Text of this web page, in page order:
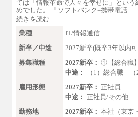
ては「情報革命で人々を幸せに」という
めでした。 「ソフトバンク=携帯電話…
続きを読む
業種
IT/情報通信
新卒／中途
2027新卒(既卒3年以内
募集職種
2027新卒： ①【総合
中途：
（1）総合職
雇用形態
2027新卒： 正社員
中途： 正社員/その他
勤務地
2027新卒： 本社（東京